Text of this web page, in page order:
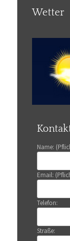
Wetter
Name:
Email:
Telefon:
Straße: